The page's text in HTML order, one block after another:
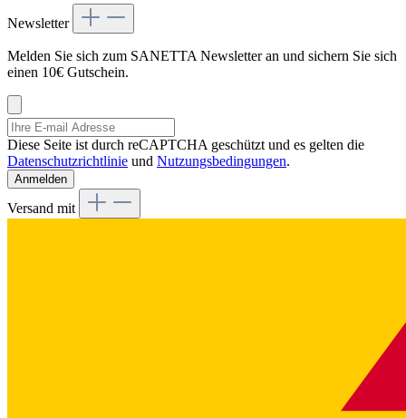
Newsletter
Melden Sie sich zum SANETTA Newsletter an und sichern Sie sich
einen 10€ Gutschein.
Diese Seite ist durch reCAPTCHA geschützt und es gelten die
Datenschutzrichtlinie und Nutzungsbedingungen.
Anmelden
Versand mit